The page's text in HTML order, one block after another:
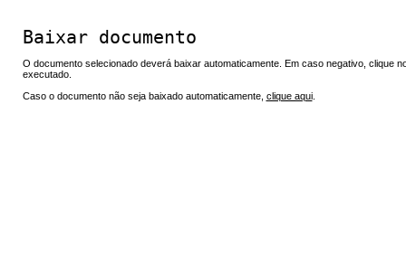
Baixar documento
O documento selecionado deverá baixar automaticamente. Em caso negativo, clique
executado.
Caso o documento não seja baixado automaticamente, clique aqui.